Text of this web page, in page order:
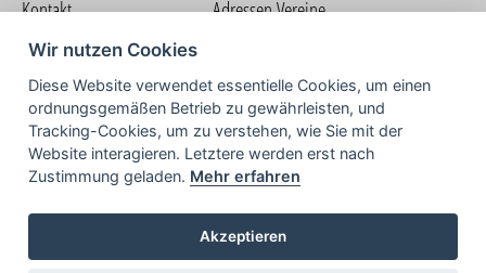
Kontakt
Nutzungsbedingungen
Datenschutzerklärung
Impressum
Adressen Vereine
COMMUNITY
TV
Wir nutzen Cookies
Diese Website verwendet essentielle Cookies, um einen
ordnungsgemäßen Betrieb zu gewährleisten, und
Tracking-Cookies, um zu verstehen, wie Sie mit der
Website interagieren. Letztere werden erst nach
Zustimmung geladen. Mehr erfahren
Akzeptieren